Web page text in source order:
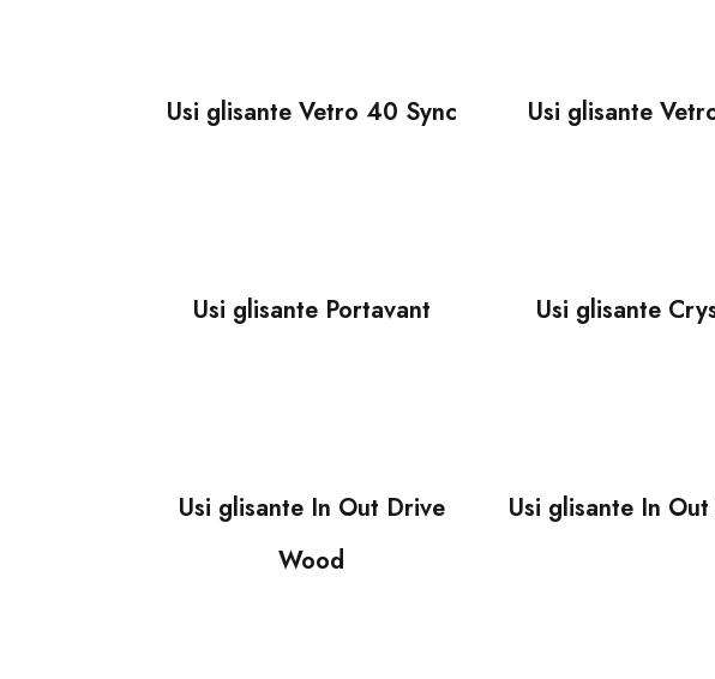
Usi glisante Vetro 40 Sync Usi glisante
Usi glisante Portavant Usi glisante
Usi glisante In Out Drive
Wood
Usi glisante In